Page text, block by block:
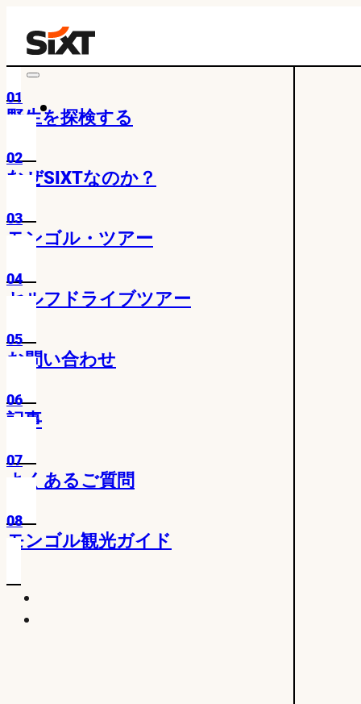
01
野生を探検する
02
なぜSIXTなのか？
03
モンゴル・ツアー
04
セルフドライブツアー
05
お問い合わせ
06
記事
07
よくあるご質問
08
モンゴル観光ガイド